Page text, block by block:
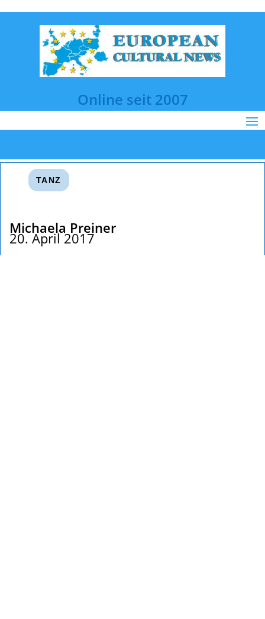
Online seit 2007
TANZ
Michaela Preiner
20. April 2017